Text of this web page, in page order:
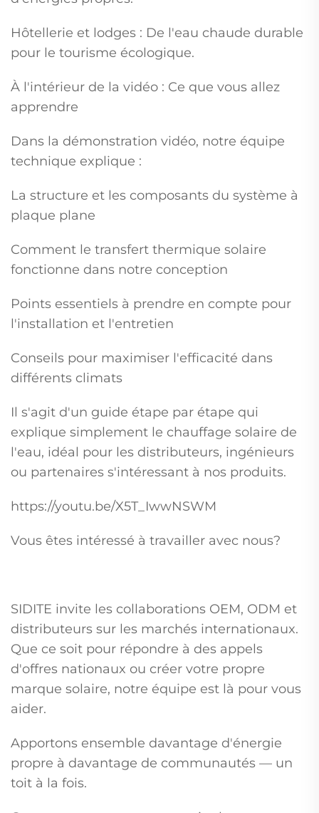
Hôtellerie et lodges : De l'eau chaude durable
pour le tourisme écologique.
À l'intérieur de la vidéo : Ce que vous allez
apprendre
Dans la démonstration vidéo, notre équipe
technique explique :
La structure et les composants du système à
plaque plane
Comment le transfert thermique solaire
fonctionne dans notre conception
Points essentiels à prendre en compte pour
l'installation et l'entretien
Conseils pour maximiser l'efficacité dans
différents climats
Il s'agit d'un guide étape par étape qui
explique simplement le chauffage solaire de
l'eau, idéal pour les distributeurs, ingénieurs
ou partenaires s'intéressant à nos produits.
https://youtu.be/X5T_IwwNSWM
Vous êtes intéressé à travailler avec nous?
SIDITE invite les collaborations OEM, ODM et
distributeurs sur les marchés internationaux.
Que ce soit pour répondre à des appels
d'offres nationaux ou créer votre propre
marque solaire, notre équipe est là pour vous
aider.
Apportons ensemble davantage d'énergie
propre à davantage de communautés — un
toit à la fois.